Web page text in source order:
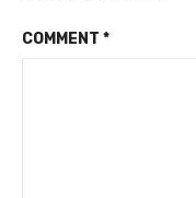
COMMENT *